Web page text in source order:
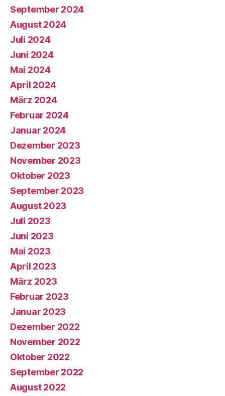
September 2024
August 2024
Juli 2024
Juni 2024
Mai 2024
April 2024
März 2024
Februar 2024
Januar 2024
Dezember 2023
November 2023
Oktober 2023
September 2023
August 2023
Juli 2023
Juni 2023
Mai 2023
April 2023
März 2023
Februar 2023
Januar 2023
Dezember 2022
November 2022
Oktober 2022
September 2022
August 2022